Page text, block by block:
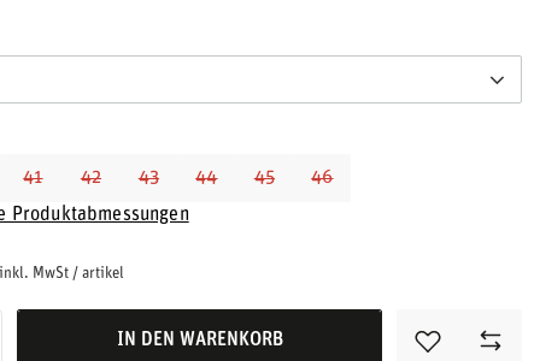
41 42 43 44 45
46
Produktabmessungen
inkl. MwSt /artikel
IN DEN WARENKORB